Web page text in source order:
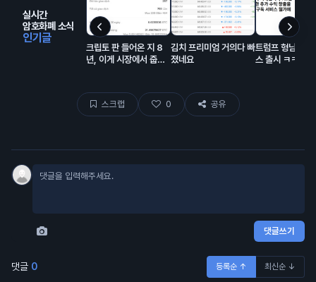
실시간
암호화폐 소식
인기글
크립토 판 들어온 지 8
년, 이게 시장에서 줍줍
김치 프리미엄 거의다 빠
졌네요
트럼프 형님의
스 출시 ㅋㅋㅋ
스크랩 0 공유
댓글쓰기
댓글 0 등록순 ↑ 최신순 ↓